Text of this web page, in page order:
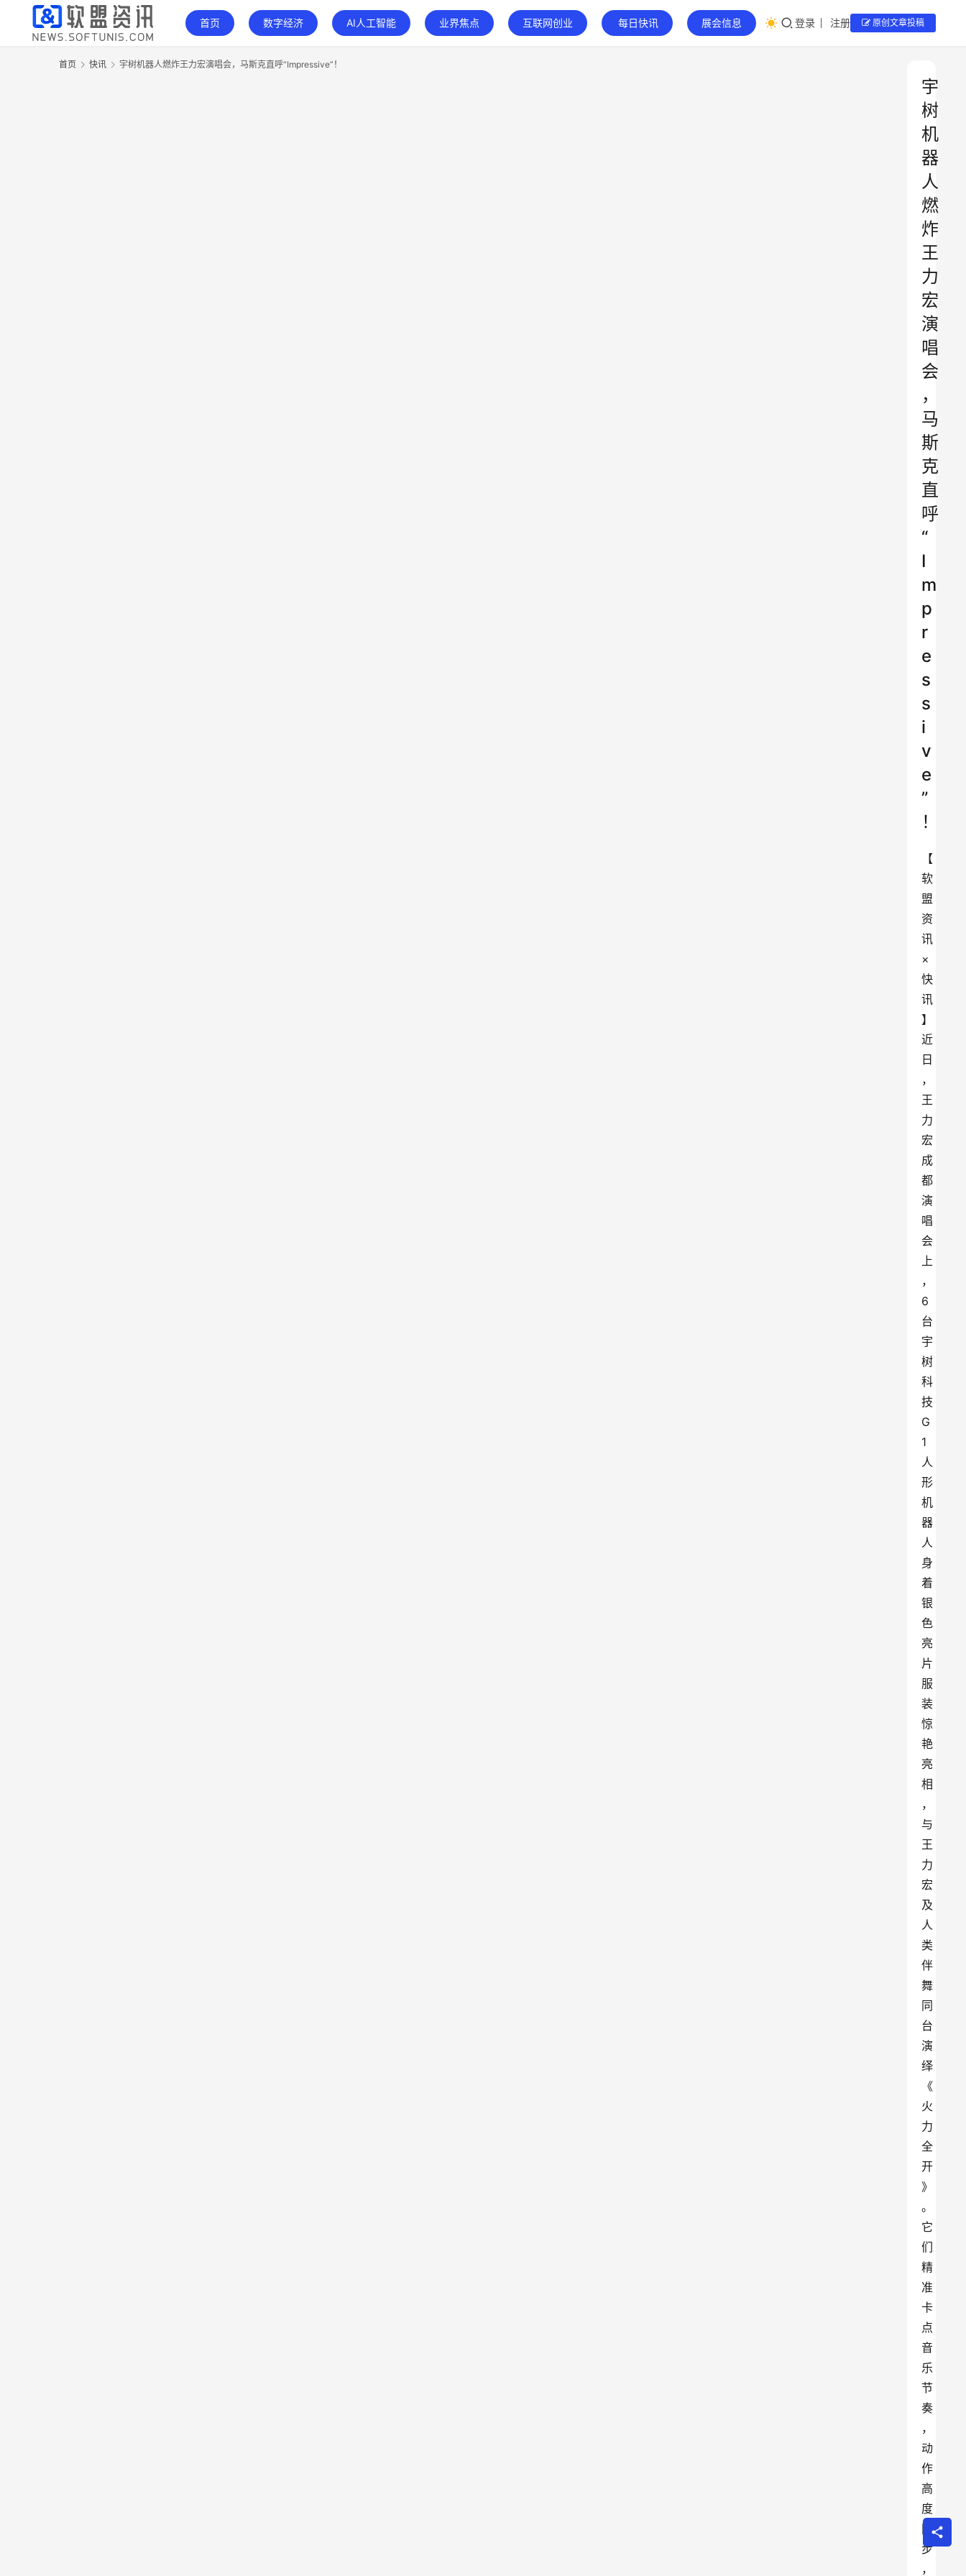
首页 数字经济 AI人工智能 业界焦点 互联网创业 每日快讯 展会信息 登录 注册 原创文章投稿
首页 快讯 宇树机器人燃炸王力宏演唱会，马斯克直呼“Impressive”！
宇
树
机
器
人
燃
炸
王
力
宏
演
唱
会
，
马
斯
克
直
呼
“
I
m
p
r
e
s
s
i
v
e
”
！
【
软
盟
资
讯
×
快
讯
】
近
日
，
王
力
宏
成
都
演
唱
会
上
，
6
台
宇
树
科
技
G
1
人
形
机
器
人
身
着
银
色
亮
片
服
装
惊
艳
亮
相
，
与
王
力
宏
及
人
类
伴
舞
同
台
演
绎
《
火
力
全
开
》
。
它
们
精
准
卡
点
音
乐
节
奏
，
动
作
高
度
同
步
，